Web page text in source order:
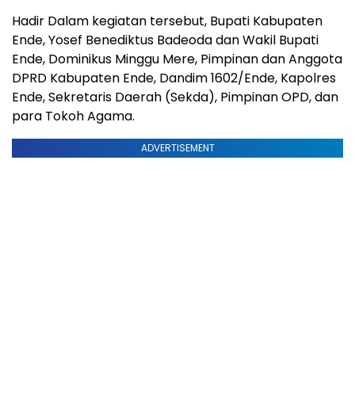
Hadir Dalam kegiatan tersebut, Bupati Kabupaten
Ende, Yosef Benediktus Badeoda dan Wakil Bupati
Ende, Dominikus Minggu Mere, Pimpinan dan Anggota
DPRD Kabupaten Ende, Dandim 1602/Ende, Kapolres
Ende, Sekretaris Daerah (Sekda), Pimpinan OPD, dan
para Tokoh Agama.
ADVERTISEMENT